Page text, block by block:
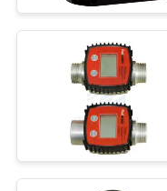
SITEMAP
PRIVACY
POLICY